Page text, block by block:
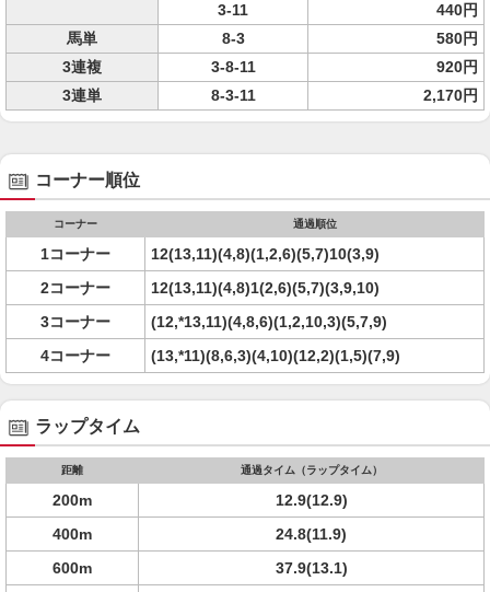
3-11
440円
馬単
8-3
580円
3連複
3-8-11
920円
3連単
8-3-11 2,170円
コーナー順位
コーナー 通過順位
1コーナー
12(13,11)(4,8)(1,2,6)(5,7)10(3,9)
2コーナー
12(13,11)(4,8)1(2,6)(5,7)(3,9,10)
3コーナー
(12,*13,11)(4,8,6)(1,2,10,3)(5,7,9)
4コーナー
(13,*11)(8,6,3)(4,10)(12,2)(1,5)(7,9)
ラップタイム
距離 通過タイム（ラップタイム）
200m
12.9(12.9)
400m
24.8(11.9)
600m
37.9(13.1)